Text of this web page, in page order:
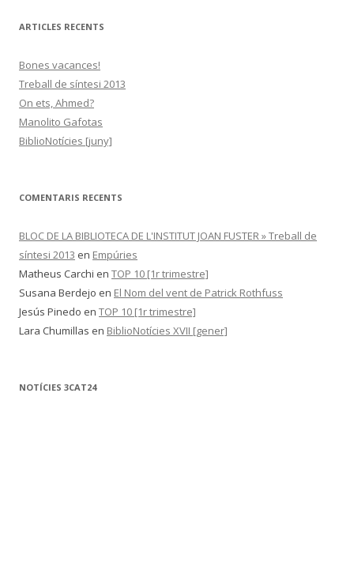
ARTICLES RECENTS
Bones vacances!
Treball de síntesi 2013
On ets, Ahmed?
Manolito Gafotas
BiblioNotícies [juny]
COMENTARIS RECENTS
BLOC DE LA BIBLIOTECA DE L'INSTITUT JOAN FUSTER » Treball de
síntesi 2013 en Empúries
Matheus Carchi en TOP 10 [1r trimestre]
Susana Berdejo en El Nom del vent de Patrick Rothfuss
Jesús Pinedo en TOP 10 [1r trimestre]
Lara Chumillas en BiblioNotícies XVII [gener]
NOTÍCIES 3CAT24